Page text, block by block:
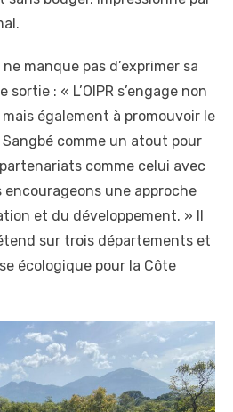
manque pas d’exprimer sa
: « L’OIPR s’engage non
également à promouvoir le
comme un atout pour
comme celui avec
encourageons une approche
et du développement. » Il
sur trois départements et
écologique pour la Côte